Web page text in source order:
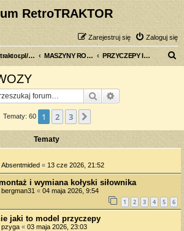
RetroTRAKTOR
Zaloguj się
Zarejestruj się
retrotraktor.pl/forum MASZYNY ROLNICZE PRZYCZEPY I WOZY
Szukaj
Tematy: 60 1 2 3
Tematy
Absentmided « 13 cze 2026, 21:52
i wymiana kołyski siłownika
bergman31 « 04 maja 2026, 9:54
1 2 3 4 5 6
jaki to model przyczepy
pzyga « 03 maja 2026, 23:03